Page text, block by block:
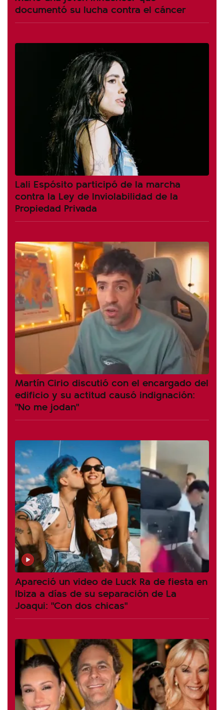
documentó su lucha contra el cáncer
Lali Espósito participó de la marcha
contra la Ley de Inviolabilidad de la
Propiedad Privada
Martín Cirio discutió con el encargado del
edificio y su actitud causó indignación:
"No me jodan"
Apareció un video de Luck Ra de fiesta en
Ibiza a días de su separación de La
Joaqui: "Con dos chicas"